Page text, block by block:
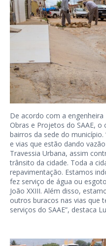
De acordo com a
Obras e Projetos do SAAE,
bairros da sede do
e vias que estão dando
Travessia Urbana, assim
trânsito da cidade. Toda a
repavimentação. Estamos
fez serviço de água ou
João XXIII. Além disso,
outros buracos nas vias que
serviços do SAAE”, destaca